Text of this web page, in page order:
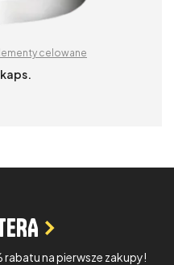
celowane
rabatu na pierwsze zakupy!